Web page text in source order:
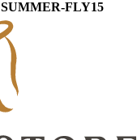
SUMMER-FLY15